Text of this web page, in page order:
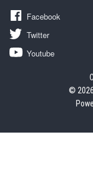
Facebook
Twitter
Youtube
© 2026